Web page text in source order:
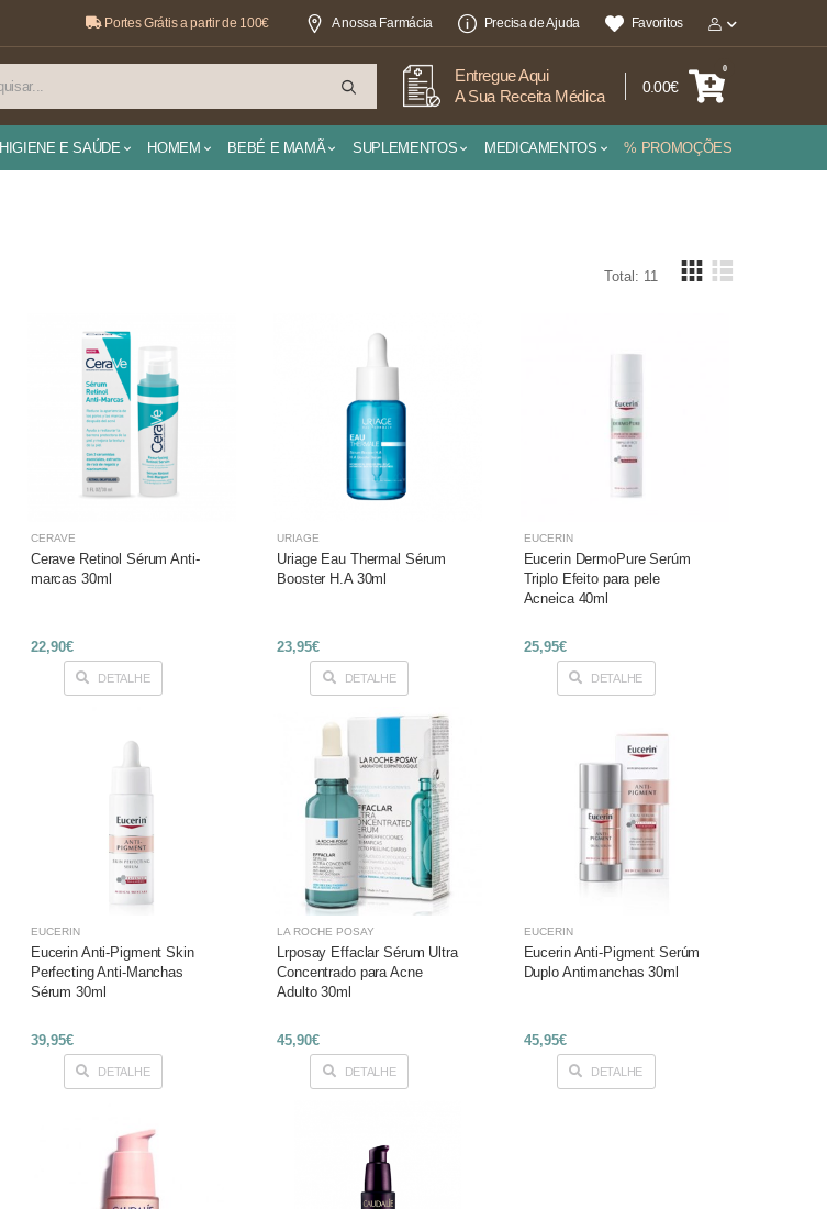
Portes Grátis a partir de 100€ A nossa Farmácia Precisa de Ajuda Favoritos
Entregue Aqui
A Sua Receita Médica
0.00€
0
HIGIENE E SAÚDE HOMEM BEBÉ E MAMÃ SUPLEMENTOS MEDICAMENTOS % PROMOÇÕES
Total: 11
CERAVE
Cerave Retinol Sérum Anti-
marcas 30ml
22,90€
DETALHE
URIAGE
Uriage Eau Thermal Sérum
Booster H.A 30ml
23,95€
DETALHE
EUCERIN
Eucerin DermoPure Serúm
Triplo Efeito para pele
Acneica 40ml
25,95€
DETALHE
EUCERIN
Eucerin Anti-Pigment Skin
Perfecting Anti-Manchas
Sérum 30ml
39,95€
DETALHE
LA ROCHE POSAY
Lrposay Effaclar Sérum Ultra
Concentrado para Acne
Adulto 30ml
45,90€
DETALHE
EUCERIN
Eucerin Anti-Pigment Serúm
Duplo Antimanchas 30ml
45,95€
DETALHE